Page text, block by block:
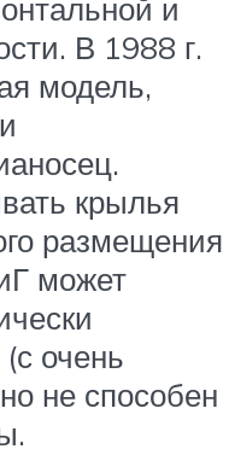
и
В 1988 г.
модель,
крылья
размещения
может
очень
не способен